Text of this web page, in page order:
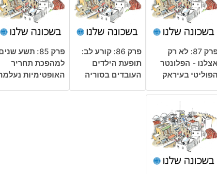
פרק 87: לא רק
- הפלונטר
בעיראק
פרק 86: קורע לב:
תופעת הילדים
העובדים בסוריה
פרק 85: תשע
למהפכת תחריר
האופטימיות